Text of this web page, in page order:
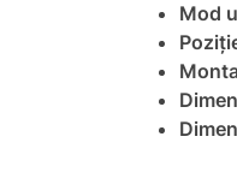
Mod